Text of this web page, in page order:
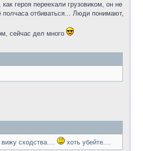
героя переехали грузовиком, он не
полчаса отбиваться... Люди понимают,
сейчас дел много
сходства.... хоть убейте....